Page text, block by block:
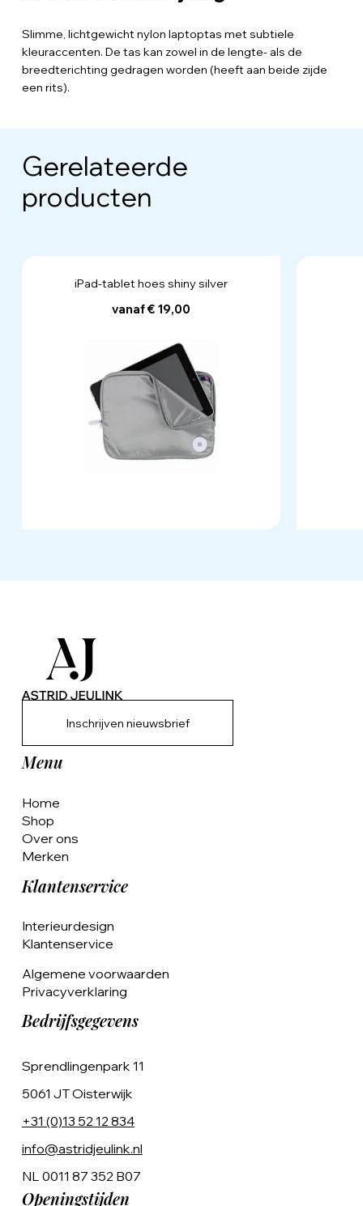
Slimme, lichtgewicht nylon laptoptas met subtiele
kleuraccenten. De tas kan zowel in de lengte- als de
breedterichting gedragen worden (heeft aan beide zijde
een rits).
Gerelateerde
producten
iPad-tablet hoes shiny silver
vanaf € 19,00
Inschrijven nieuwsbrief
Menu
Home
Shop
Over ons
Merken
Klantenservice
Interieurdesign
Klantenservice
Algemene voorwaarden
Privacyverklaring
Bedrijfsgegevens
Sprendlingenpark 11
5061 JT Oisterwijk
+31 (0)13 52 12 834
info@astridjeulink.nl
NL 0011 87 352 B07
Openingstijden